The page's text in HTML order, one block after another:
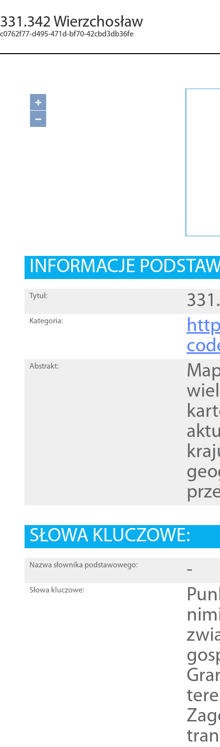
331.342 Wierzchosław
c0762f77-d495-471d-bf70-42cbd3db36fe
+
−
INFORMACJE
Tytuł:
Kategoria:
Abstrakt:
SŁOWA KLUCZOWE:
Nazwa słownika podstawowego: -
Słowa kluczowe: